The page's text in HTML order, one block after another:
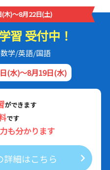
木)～8月22日(土)
習 受付中！
数学/英語/国語
(水)～8月19日(水)
ができます
です
も分かります
詳細はこちら